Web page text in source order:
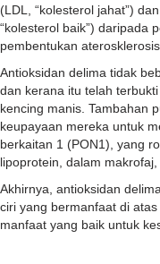
(LDL, “kolesterol jahat”)
“kolesterol baik”) daripada
pembentukan
Antioksidan delima tidak
dan kerana itu telah
kencing manis. Tambahan
keupayaan mereka untuk
berkaitan 1 (PON1), yang
lipoprotein, dalam
Akhirnya, antioksidan
ciri yang bermanfaat di
manfaat yang baik untuk